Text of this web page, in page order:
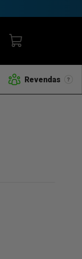
Revendas